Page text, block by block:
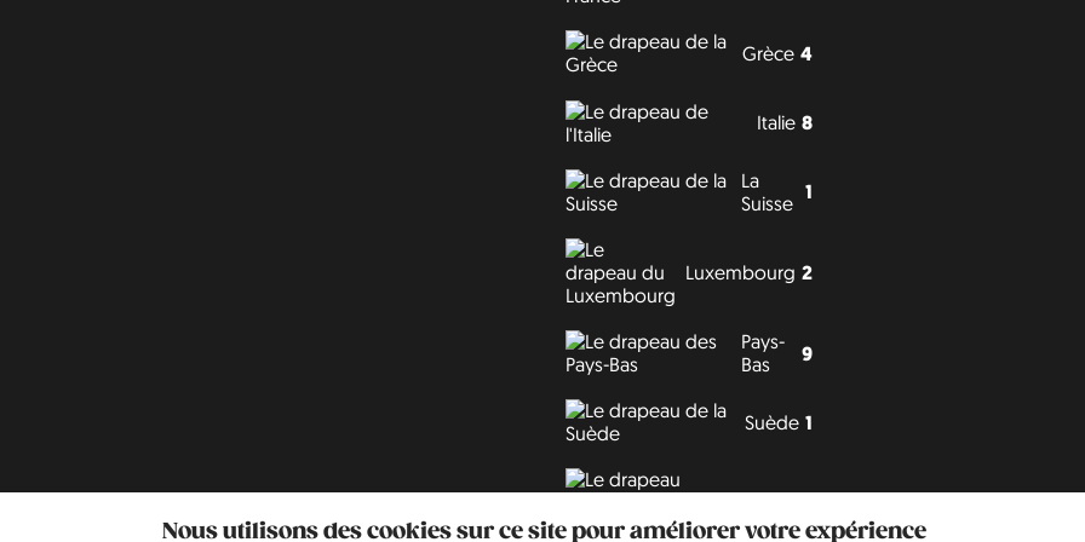
Nous utilisons des cookies sur ce site pour améliorer votre expérience
Grèce 4
Italie 8
La
Suisse 1
Luxembourg 2
Pays-
Bas
9
Suède 1